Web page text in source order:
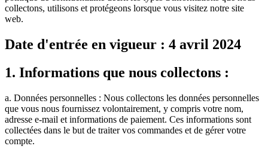
collectons, utilisons et protégeons lorsque vous visitez notre site
web.
Date d'entrée en vigueur : 4 avril 2024
1. Informations que nous collectons :
a. Données personnelles : Nous collectons les données personnelles
que vous nous fournissez volontairement, y compris votre nom,
adresse e-mail et informations de paiement. Ces informations sont
collectées dans le but de traiter vos commandes et de gérer votre
compte.